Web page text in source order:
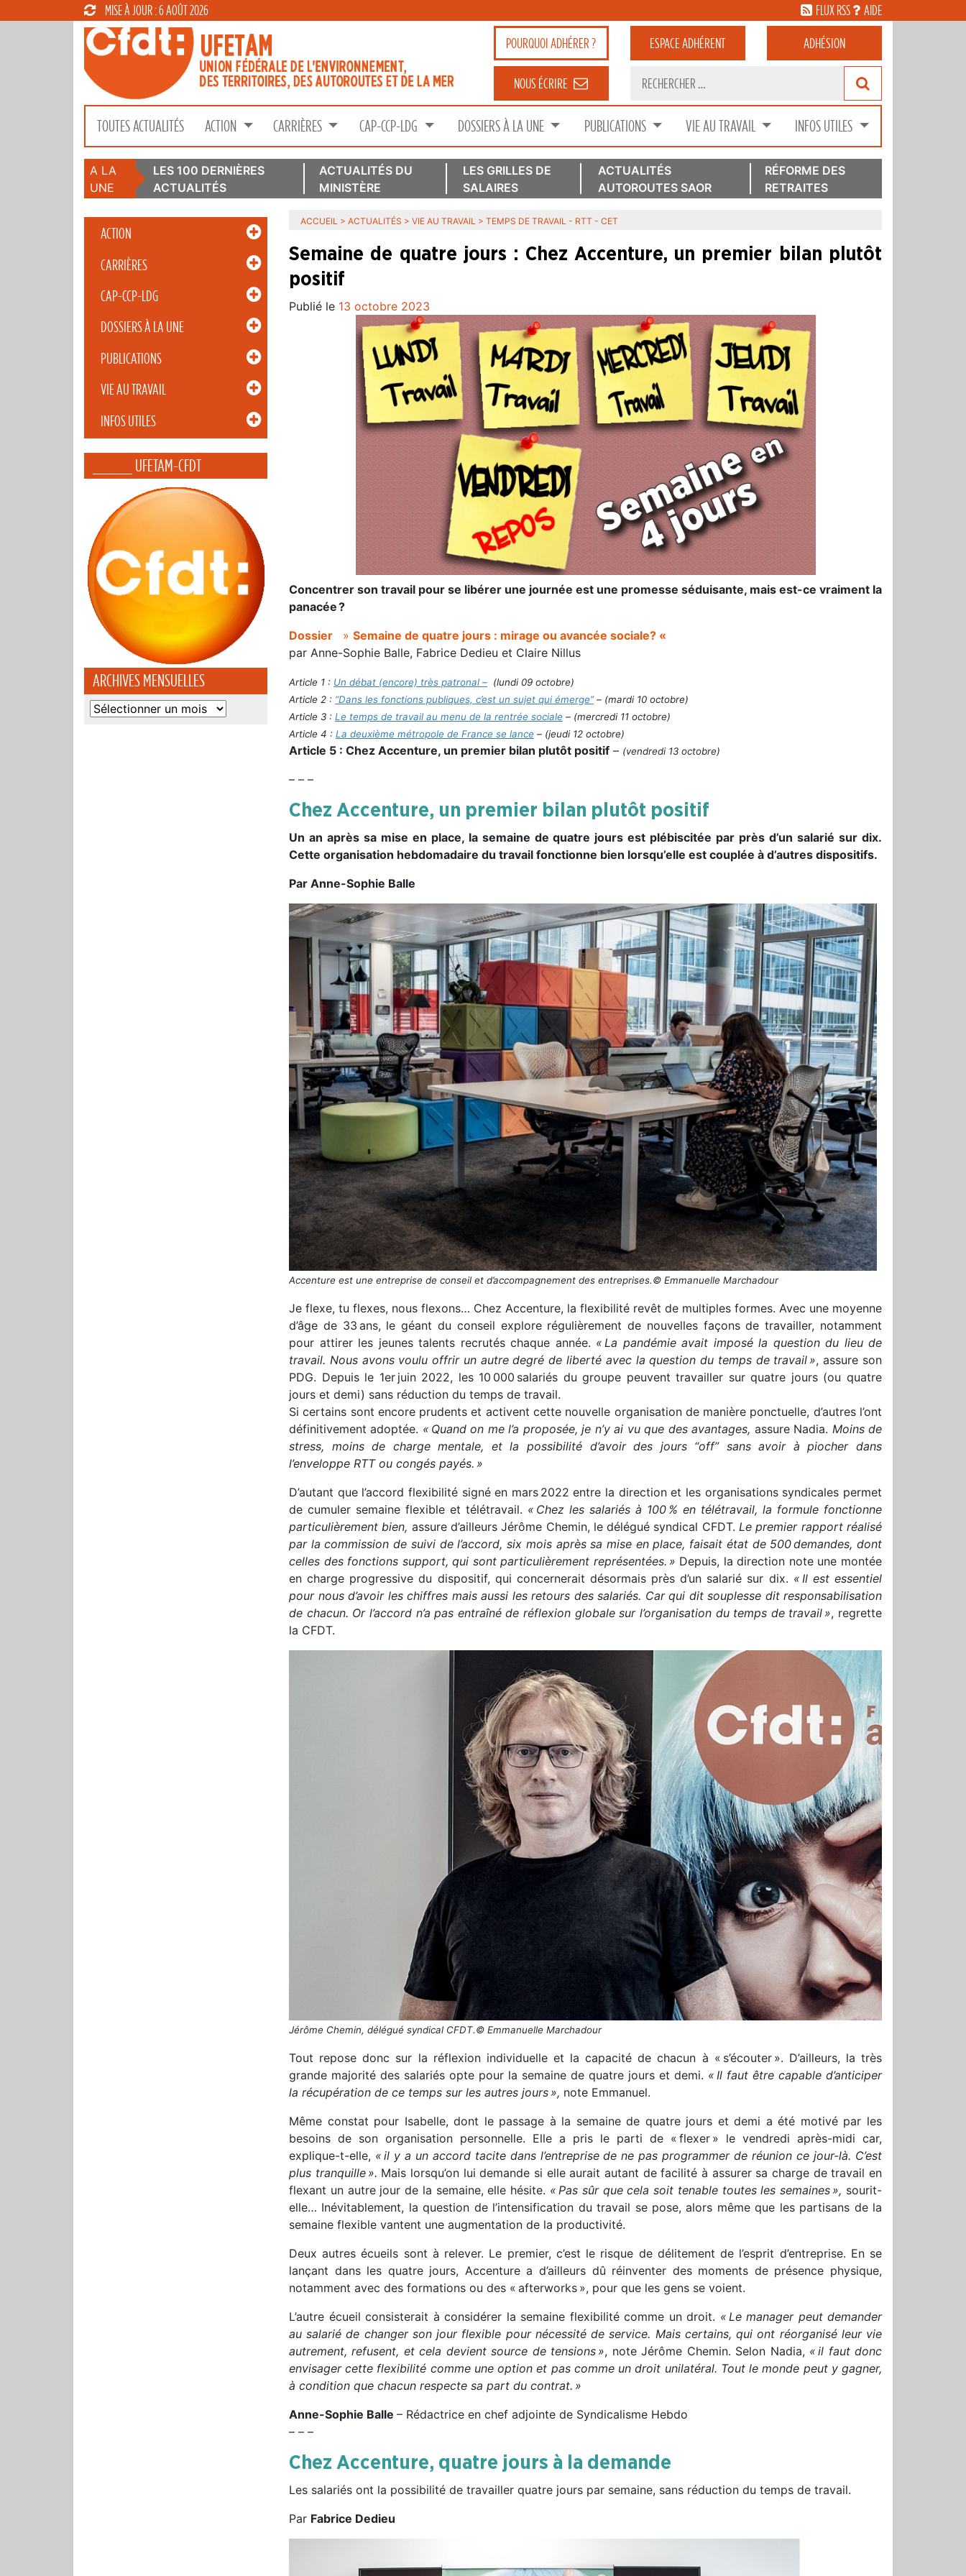
MISE À JOUR : 6 AOÛT 2026 FLUX RSS AIDE
POURQUOIADHÉRER ? ESPACEADHÉRENT ADHÉSION
NOUS ÉCRIRE
TOUTES ACTUALITÉS ACTION CARRIÈRES CAP-CCP-LDG DOSSIERS À LA UNE PUBLICATIONS VIE AU TRAVAIL INFOS UTILES
A LA
UNE
LES 100 DERNIÈRES
ACTUALITÉS
ACTUALITÉS DU
MINISTÈRE
LES GRILLES DE
SALAIRES
ACTUALITÉS
AUTOROUTES SAOR
RÉFORME DES
RETRAITES
ACTION
CARRIÈRES
CAP-CCP-LDG
DOSSIERS À LA UNE
PUBLICATIONS
VIE AU TRAVAIL
INFOS UTILES
_____ UFETAM-CFDT
ARCHIVES MENSUELLES
Archives
ACCUEIL > ACTUALITÉS > VIE AU TRAVAIL > TEMPS DE TRAVAIL - RTT - CET
Semaine de quatre jours : Chez Accenture, un premier bilan plutôt
positif
Publié le 13 octobre 2023
Concentrer son travail pour se libérer une journée est une promesse séduisante, mais est-ce vraiment la
panacée ?
Dossier
» Semaine de quatre jours : mirage ou avancée sociale? «
par Anne-Sophie Balle, Fabrice Dedieu et Claire Nillus
Article 1 : Un débat (encore) très patronal – (lundi 09 octobre)
Article 2 : “Dans les fonctions publiques, c’est un sujet qui émerge”– (mardi 10 octobre)
Article 3 : Le temps de travail au menu de la rentrée sociale – (mercredi 11 octobre)
Article 4 : La deuxième métropole de France se lance – (jeudi 12 octobre)
Article 5 : Chez Accenture, un premier bilan plutôt positif – (vendredi 13 octobre)
– – –
Chez Accenture, un premier bilan plutôt positif
Un an après sa mise en place, la semaine de quatre jours est plébiscitée par près d’un salarié sur dix.
Cette organisation hebdomadaire du travail fonctionne bien lorsqu’elle est couplée à d’autres dispositifs.
Par Anne-Sophie Balle
Accenture est une entreprise de conseil et d’accompagnement des entreprises.© Emmanuelle Marchadour
Je flexe, tu flexes, nous flexons… Chez Accenture, la flexibilité revêt de multiples formes. Avec une moyenne
d’âge de 33 ans, le géant du conseil explore régulièrement de nouvelles façons de travailler, notamment
pour attirer les jeunes talents recrutés chaque année. « La pandémie avait imposé la question du lieu de
travail. Nous avons voulu offrir un autre degré de liberté avec la question du temps de travail », assure son
PDG. Depuis le 1er juin 2022, les 10 000 salariés du groupe peuvent travailler sur quatre jours (ou quatre
jours et demi) sans réduction du temps de travail.
Si certains sont encore prudents et activent cette nouvelle organisation de manière ponctuelle, d’autres l’ont
définitivement adoptée. « Quand on me l’a proposée, je n’y ai vu que des avantages, assure Nadia. Moins de
stress, moins de charge mentale, et la possibilité d’avoir des jours “off” sans avoir à piocher dans
l’enveloppe RTT ou congés payés. »
D’autant que l’accord flexibilité signé en mars 2022 entre la direction et les organisations syndicales permet
de cumuler semaine flexible et télétravail. « Chez les salariés à 100 % en télétravail, la formule fonctionne
particulièrement bien, assure d’ailleurs Jérôme Chemin, le délégué syndical CFDT. Le premier rapport réalisé
par la commission de suivi de l’accord, six mois après sa mise en place, faisait état de 500 demandes, dont
celles des fonctions support, qui sont particulièrement représentées. » Depuis, la direction note une montée
en charge progressive du dispositif, qui concernerait désormais près d’un salarié sur dix. « Il est essentiel
pour nous d’avoir les chiffres mais aussi les retours des salariés. Car qui dit souplesse dit responsabilisation
de chacun. Or l’accord n’a pas entraîné de réflexion globale sur l’organisation du temps de travail », regrette
la CFDT.
Jérôme Chemin, délégué syndical CFDT.© Emmanuelle Marchadour
Tout repose donc sur la réflexion individuelle et la capacité de chacun à « s’écouter ». D’ailleurs, la très
grande majorité des salariés opte pour la semaine de quatre jours et demi. « Il faut être capable d’anticiper
la récupération de ce temps sur les autres jours», note Emmanuel.
Même constat pour Isabelle, dont le passage à la semaine de quatre jours et demi a été motivé par les
besoins de son organisation personnelle. Elle a pris le parti de « flexer » le vendredi après-midi car,
explique-t-elle, « il y a un accord tacite dans l’entreprise de ne pas programmer de réunion ce jour-là. C’est
plus tranquille». Mais lorsqu’on lui demande si elle aurait autant de facilité à assurer sa charge de travail en
flexant un autre jour de la semaine, elle hésite. « Pas sûr que cela soit tenable toutes les semaines», sourit-
elle… Inévitablement, la question de l’intensification du travail se pose, alors même que les partisans de la
semaine flexible vantent une augmentation de la productivité.
Deux autres écueils sont à relever. Le premier, c’est le risque de délitement de l’esprit d’entreprise. En se
lançant dans les quatre jours, Accenture a d’ailleurs dû réinventer des moments de présence physique,
notamment avec des formations ou des « afterworks », pour que les gens se voient.
L’autre écueil consisterait à considérer la semaine flexibilité comme un droit. « Le manager peut demander
au salarié de changer son jour flexible pour nécessité de service. Mais certains, qui ont réorganisé leur vie
autrement, refusent, et cela devient source de tensions», note Jérôme Chemin. Selon Nadia, « il faut donc
envisager cette flexibilité comme une option et pas comme un droit unilatéral. Tout le monde peut y gagner,
à condition que chacun respecte sa part du contrat. »
Anne-Sophie Balle – Rédactrice en chef adjointe de Syndicalisme Hebdo
– – –
Chez Accenture, quatre jours à la demande
Les salariés ont la possibilité de travailler quatre jours par semaine, sans réduction du temps de travail.
Par Fabrice Dedieu